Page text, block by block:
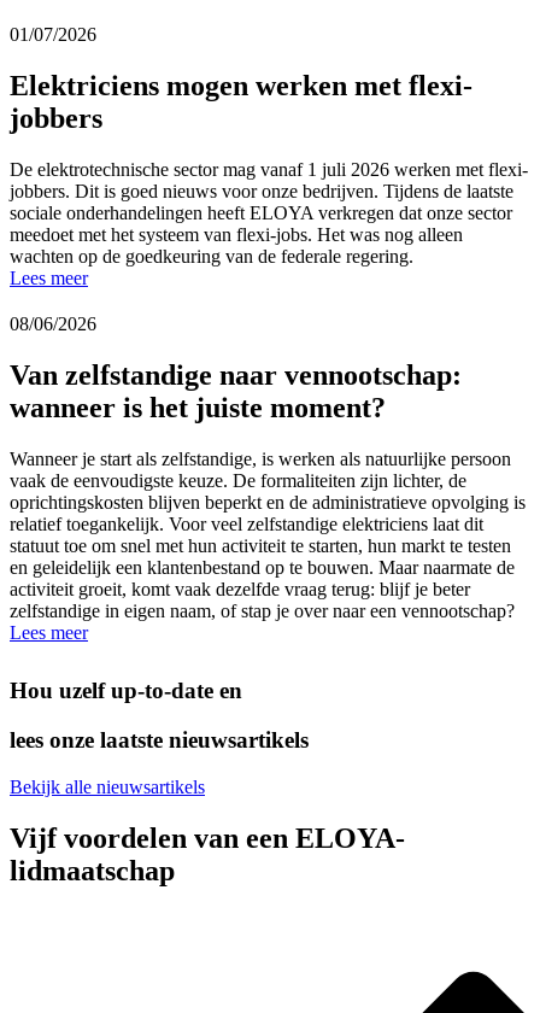
01/07/2026
Elektriciens mogen werken met flexi-
jobbers
De elektrotechnische sector mag vanaf 1 juli 2026 werken met flexi-
jobbers. Dit is goed nieuws voor onze bedrijven. Tijdens de laatste
sociale onderhandelingen heeft ELOYA verkregen dat onze sector
meedoet met het systeem van flexi-jobs. Het was nog alleen
wachten op de goedkeuring van de federale regering.
Lees meer
08/06/2026
Van zelfstandige naar vennootschap:
wanneer is het juiste moment?
Wanneer je start als zelfstandige, is werken als natuurlijke persoon
vaak de eenvoudigste keuze. De formaliteiten zijn lichter, de
oprichtingskosten blijven beperkt en de administratieve opvolging is
relatief toegankelijk. Voor veel zelfstandige elektriciens laat dit
statuut toe om snel met hun activiteit te starten, hun markt te testen
en geleidelijk een klantenbestand op te bouwen. Maar naarmate de
activiteit groeit, komt vaak dezelfde vraag terug: blijf je beter
zelfstandige in eigen naam, of stap je over naar een vennootschap?
Lees meer
Hou uzelf up-to-date en
lees onze laatste nieuwsartikels
Bekijk alle nieuwsartikels
Vijf voordelen van een ELOYA-
lidmaatschap